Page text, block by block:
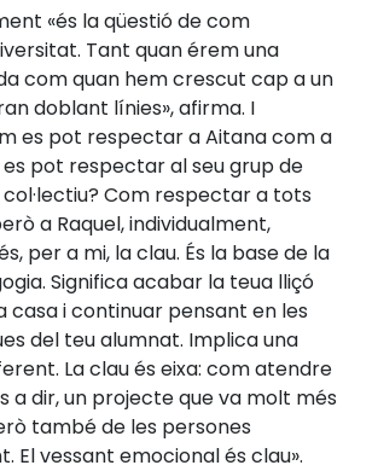
«és la qüestió de com
Tant quan érem una
com quan hem crescut cap a un
doblant línies», afirma. I
es pot respectar a Aitana com a
es pot respectar al seu grup de
Com respectar a tots
a Raquel, individualment,
per a mi, la clau. És la base de la
Significa acabar la teua lliçó
casa i continuar pensant en les
del teu alumnat. Implica una
La clau és eixa: com atendre
a dir, un projecte que va molt més
també de les persones
El vessant emocional és clau».